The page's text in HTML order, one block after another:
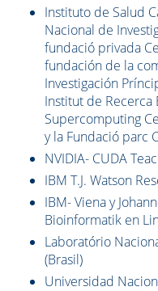
Instituto de Salud
Nacional de
fundació privada
fundación de la
Investigación
Institut de Recerca
Supercomputing
y la Fundació parc
NVIDIA- CUDA
IBM T.J. Watson
IBM- Viena y
Bioinformatik en
Laboratório
(Brasil)
Universidad